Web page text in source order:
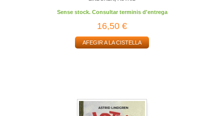
Sense stock. Consultar terminis d'entrega
16,50 €
AFEGIR A LA CISTELLA